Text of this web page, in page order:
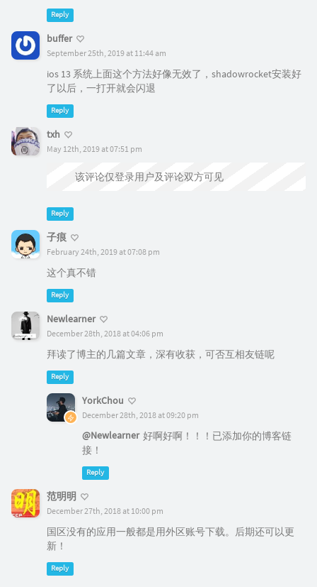
Reply
buffer
September 25th, 2019 at 11:44 am
ios 13 系统上面这个方法好像无效了，shadowrocket安装好
了以后，一打开就会闪退
Reply
txh
May 12th, 2019 at 07:51 pm
该评论仅登录用户及评论双方可见
Reply
子痕
February 24th, 2019 at 07:08 pm
这个真不错
Reply
Newlearner
December 28th, 2018 at 04:06 pm
拜读了博主的几篇文章，深有收获，可否互相友链呢
Reply
YorkChou
December 28th, 2018 at 09:20 pm
@Newlearner 好啊好啊！！！已添加你的博客链
接！
Reply
范明明
December 27th, 2018 at 10:00 pm
国区没有的应用一般都是用外区账号下载。后期还可以更
新！
Reply